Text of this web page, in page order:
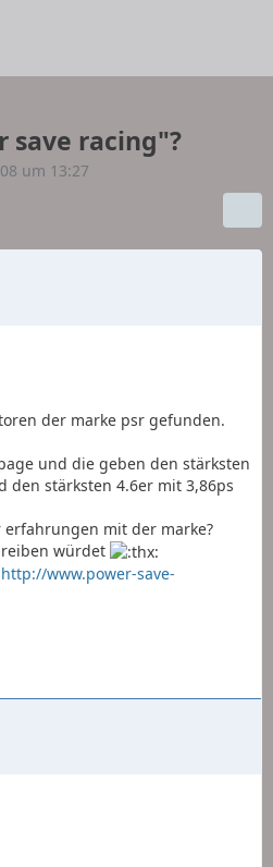
save racing"?
um 13:27
der marke psr gefunden.
und die geben den stärksten
den stärksten 4.6er mit 3,86ps
mit der marke?
würdet
http://www.power-save-